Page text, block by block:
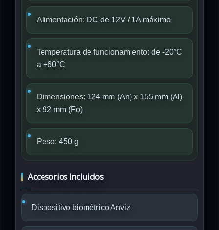
Alimentación: DC de 12V / 1A máximo
Temperatura de funcionamiento: de -20°C
a +60°C
Dimensiones: 124 mm (An) x 155 mm (Al)
x 92 mm (Fo)
Peso: 450 g
Accesorios Incluidos
Dispositivo biométrico Anviz